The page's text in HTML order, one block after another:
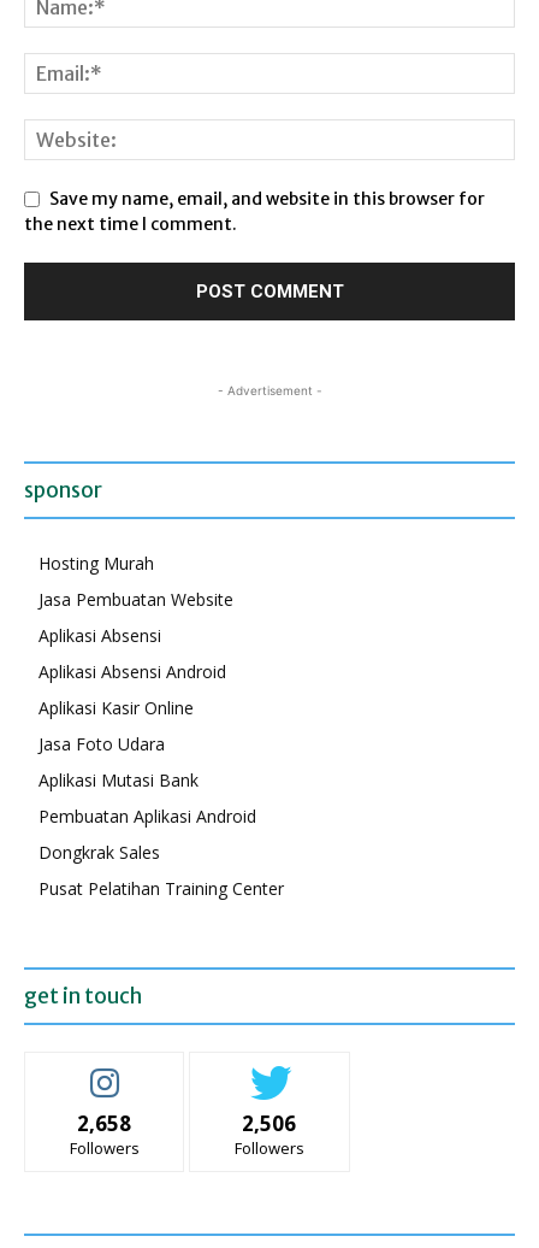
Save my name, email, and website in this browser for
the next time I comment.
- Advertisement -
sponsor
Hosting Murah
Jasa Pembuatan Website
Aplikasi Absensi
Aplikasi Absensi Android
Aplikasi Kasir Online
Jasa Foto Udara
Aplikasi Mutasi Bank
Pembuatan Aplikasi Android
Dongkrak Sales
Pusat Pelatihan Training Center
get in touch
2,658
Followers
2,506
Followers